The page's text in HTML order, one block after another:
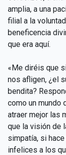
amplia, a una
filial a la
beneficencia
que era aquí.
«Me diréis que
nos afligen, ¿el
bendita?
como un mundo
atraer mejor las
que la visión de
simpatía, si
infelices a los